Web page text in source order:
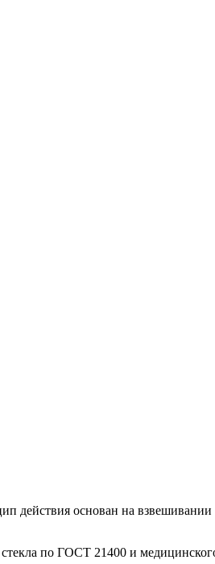
действия основан на
по ГОСТ 21400 и